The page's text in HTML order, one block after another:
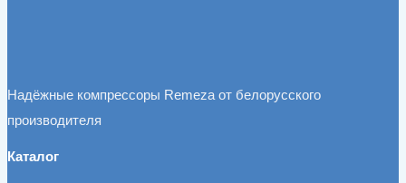
Надёжные компрессоры Remeza от белорусского
производителя
Каталог